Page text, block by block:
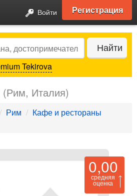
Войти Регистрация
Найти
Tekirova
(Рим, Италия)
Рим
Кафе и рестораны
0,00
средняя
оценка